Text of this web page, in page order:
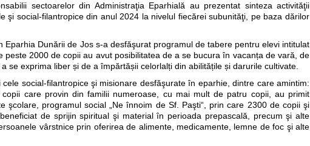
sectoarelor din Administraţia Eparhială au prezentat sinteza activităţii
şi social-filantropice din anul 2024 la nivelul fiecărei subunităţi, pe baza dărilor
Eparhia Dunării de Jos s-a desfăşurat programul de tabere pentru elevi intitulat
peste 2000 de copii au avut posibilitatea de a se bucura în vacanța de vară, de
se exprima liber și de a împărtășii celorlalți din abilitățile și darurile cultivate.
social-filantropice şi misionare desfăşurate în eparhie, dintre care amintim:
care provin din familii numeroase, cu mai mult de patru copii, au primit
şcolare, programul social „Ne înnoim de Sf. Paşti“, prin care 2300 de copii şi
de sprijin spiritual şi material în perioada prepascală, precum şi alte
vârstnice prin oferirea de alimente, medicamente, lemne de foc şi alte